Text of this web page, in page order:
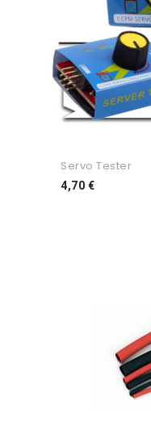
Servo Tester
4,70 €Preço